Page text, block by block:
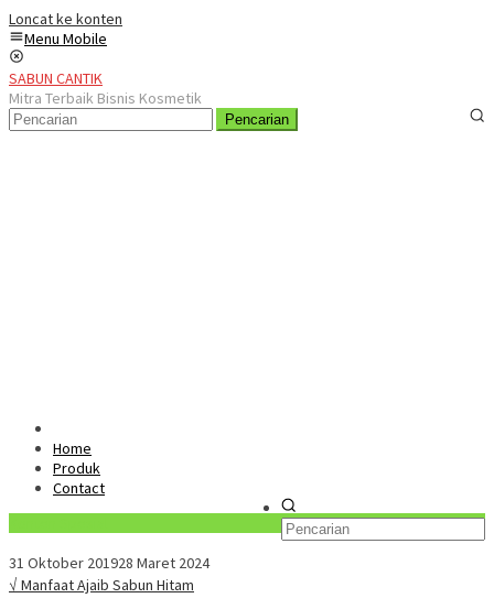
Loncat ke konten
Menu Mobile
SABUN CANTIK
Mitra Terbaik Bisnis Kosmetik
Pencarian
Home
Produk
Contact
31 Oktober 201928 Maret 2024
√ Manfaat Ajaib Sabun Hitam